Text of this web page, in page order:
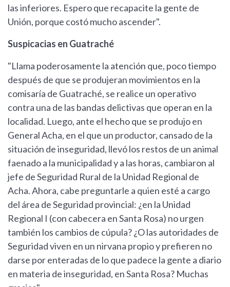
las inferiores. Espero que recapacite la gente de
Unión, porque costó mucho ascender".
Suspicacias en Guatraché
"Llama poderosamente la atención que, poco tiempo
después de que se produjeran movimientos en la
comisaría de Guatraché, se realice un operativo
contra una de las bandas delictivas que operan en la
localidad. Luego, ante el hecho que se produjo en
General Acha, en el que un productor, cansado de la
situación de inseguridad, llevó los restos de un animal
faenado a la municipalidad y a las horas, cambiaron al
jefe de Seguridad Rural de la Unidad Regional de
Acha. Ahora, cabe preguntarle a quien esté a cargo
del área de Seguridad provincial: ¿en la Unidad
Regional I (con cabecera en Santa Rosa) no urgen
también los cambios de cúpula? ¿O las autoridades de
Seguridad viven en un nirvana propio y prefieren no
darse por enteradas de lo que padece la gente a diario
en materia de inseguridad, en Santa Rosa? Muchas